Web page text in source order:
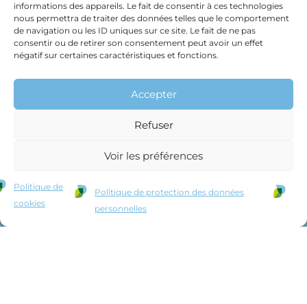
informations des appareils. Le fait de consentir à ces technologies
nous permettra de traiter des données telles que le comportement
de navigation ou les ID uniques sur ce site. Le fait de ne pas
consentir ou de retirer son consentement peut avoir un effet
négatif sur certaines caractéristiques et fonctions.
Accepter
Refuser
Voir les préférences
Politique de
cookies
Politique de protection des données
personnelles
Cliquez pour accepter les cookies
marketing et activer ce contenu